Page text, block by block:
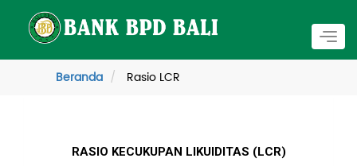
Beranda
Rasio LCR
RASIO KECUKUPAN LIKUIDITAS (LCR)